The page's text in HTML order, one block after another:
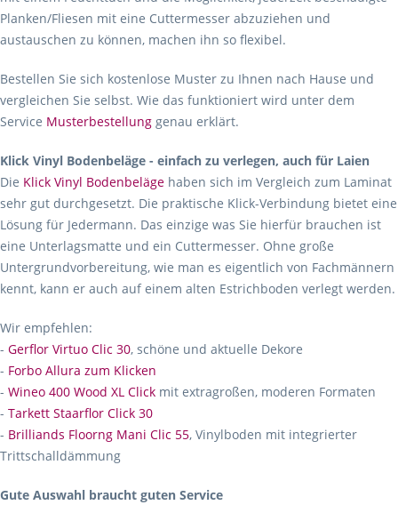
Planken/Fliesen mit eine Cuttermesser abzuziehen und
austauschen zu können, machen ihn so flexibel.
Bestellen Sie sich kostenlose Muster zu Ihnen nach Hause und
vergleichen Sie selbst. Wie das funktioniert wird unter dem
Service Musterbestellung genau erklärt.
Klick Vinyl Bodenbeläge - einfach zu verlegen, auch für Laien
Die Klick Vinyl Bodenbeläge haben sich im Vergleich zum Laminat
sehr gut durchgesetzt. Die praktische Klick-Verbindung bietet eine
Lösung für Jedermann. Das einzige was Sie hierfür brauchen ist
eine Unterlagsmatte und ein Cuttermesser. Ohne große
Untergrundvorbereitung, wie man es eigentlich von Fachmännern
kennt, kann er auch auf einem alten Estrichboden verlegt werden.
Wir empfehlen:
- Gerflor Virtuo Clic 30, schöne und aktuelle Dekore
- Forbo Allura zum Klicken
- Wineo 400 Wood XL Click mit extragroßen, moderen Formaten
- Tarkett Staarflor Click 30
- Brilliands Floorng Mani Clic 55, Vinylboden mit integrierter
Trittschalldämmung
Gute Auswahl braucht guten Service